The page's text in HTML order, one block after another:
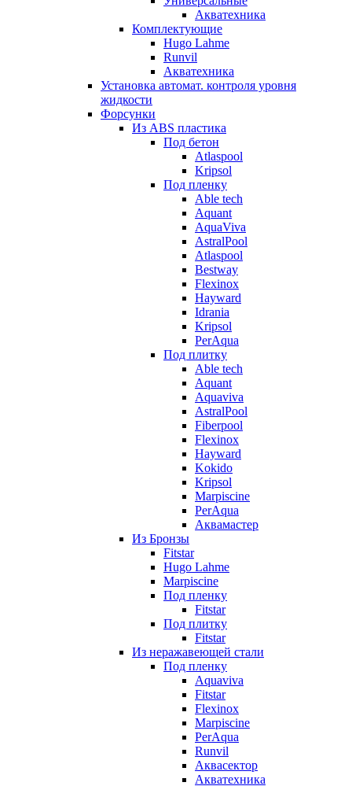
Акватехника
Комплектующие
Hugo Lahme
Runvil
Акватехника
Установка автомат. контроля уровня
жидкости
Форсунки
Из ABS пластика
Под бетон
Atlaspool
Kripsol
Под пленку
Able tech
Aquant
AquaViva
AstralPool
Atlaspool
Bestway
Flexinox
Hayward
Idrania
Kripsol
PerAqua
Под плитку
Able tech
Aquant
Aquaviva
AstralPool
Fiberpool
Flexinox
Hayward
Kokido
Kripsol
Marpiscine
PerAqua
Аквамастер
Из Бронзы
Fitstar
Hugo Lahme
Marpiscine
Под пленку
Fitstar
Под плитку
Fitstar
Из неражавеющей стали
Под пленку
Aquaviva
Fitstar
Flexinox
Marpiscine
PerAqua
Runvil
Аквасектор
Акватехника